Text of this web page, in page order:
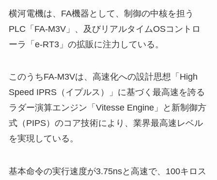
横河電機は、FA機器として、制御の中核を担う
PLC「FA-M3V」、及びリアルタイムOSコントロ
ーラ「e-RT3」の拡販に注力している。
このうちFA-M3Vは、高速化への設計思想「High
Speed IPRS（イプルス）」に基づく最高速を誇る
ラダー演算エンジン「Vitesse Engine」と新制御方
式（PIPS）のコア技術により、業界最高速レベル
を実現している。
基本命令の実行速度が3.75nsと高速で、100キロス